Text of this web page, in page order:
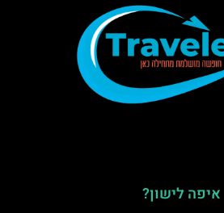
איפה לישון?